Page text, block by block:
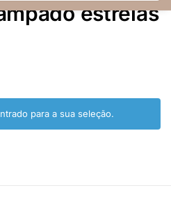
estrelas
para a sua seleção.